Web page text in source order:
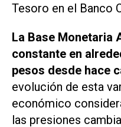
Tesoro en el Banco
La Base Monetaria
constante en
pesos desde hace
evolución de esta
económico
las presiones